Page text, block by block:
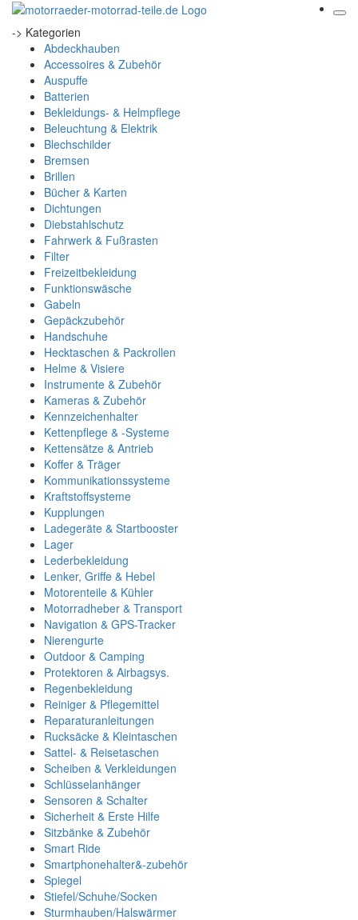
-> Kategorien
Abdeckhauben
Accessoires & Zubehör
Auspuffe
Batterien
Bekleidungs- & Helmpflege
Beleuchtung & Elektrik
Blechschilder
Bremsen
Brillen
Bücher & Karten
Dichtungen
Diebstahlschutz
Fahrwerk & Fußrasten
Filter
Freizeitbekleidung
Funktionswäsche
Gabeln
Gepäckzubehör
Handschuhe
Hecktaschen & Packrollen
Helme & Visiere
Instrumente & Zubehör
Kameras & Zubehör
Kennzeichenhalter
Kettenpflege & -Systeme
Kettensätze & Antrieb
Koffer & Träger
Kommunikationssysteme
Kraftstoffsysteme
Kupplungen
Ladegeräte & Startbooster
Lager
Lederbekleidung
Lenker, Griffe & Hebel
Motorenteile & Kühler
Motorradheber & Transport
Navigation & GPS-Tracker
Nierengurte
Outdoor & Camping
Protektoren & Airbagsys.
Regenbekleidung
Reiniger & Pflegemittel
Reparaturanleitungen
Rucksäcke & Kleintaschen
Sattel- & Reisetaschen
Scheiben & Verkleidungen
Schlüsselanhänger
Sensoren & Schalter
Sicherheit & Erste Hilfe
Sitzbänke & Zubehör
Smart Ride
Smartphonehalter&-zubehör
Spiegel
Stiefel/Schuhe/Socken
Sturmhauben/Halswärmer